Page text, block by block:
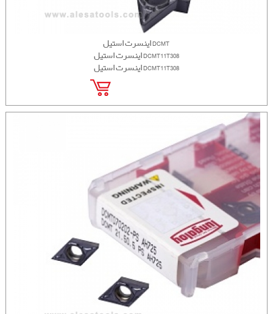
اینسرت استیل DCMT
اینسرت استیل DCMT11T308
اینسرت استیل DCMT11T308